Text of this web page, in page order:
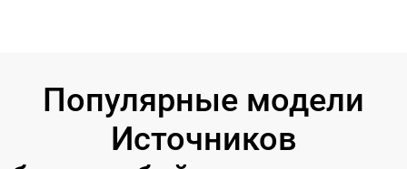
Популярные модели
Источников